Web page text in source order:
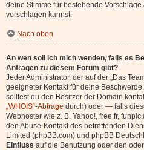
deine Stimme für bestehende
vorschlagen kannst.
Nach oben
An wen soll ich mich wenden, falls es
Anfragen zu diesem Forum gibt?
Jeder Administrator, der auf der „Das
geeigneter Kontakt für deine
solltest du den Besitzer der Domain
„WHOIS“-Abfrage durch) oder — falls
Webhoster wie z. B. Yahoo!, free.fr,
den Abuse-Kontakt des betreffenden
Limited (phpBB.com) und phpBB
Einfluss auf die Benutzung oder den